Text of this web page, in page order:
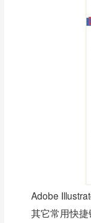
Adobe
其它常用快捷